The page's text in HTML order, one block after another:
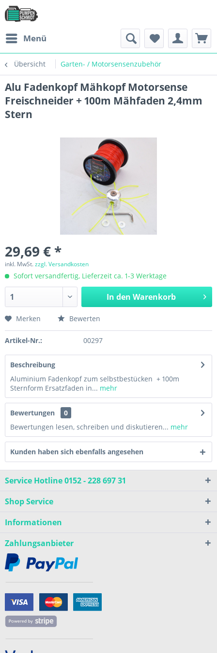
Menü
Übersicht Garten- / Motorsensenzubehör
Alu Fadenkopf Mähkopf Motorsense
Freischneider + 100m Mähfaden 2,4mm
Stern
29,69 € *
inkl. MwSt.zzgl. Versandkosten
Sofort versandfertig, Lieferzeit ca. 1-3 Werktage
In den Warenkorb
Merken Bewerten
Artikel-Nr.: 00297
Beschreibung
Aluminium Fadenkopf zum selbstbestücken + 100m
Sternform Ersatzfaden in... mehr
Bewertungen
0
Bewertungen lesen, schreiben und diskutieren... mehr
Kunden haben sich ebenfalls angesehen
Service Hotline 0152 - 228 697 31
Shop Service
Informationen
Zahlungsanbieter